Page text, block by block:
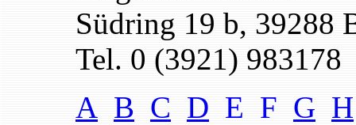
Südring 19 b, 39288
Tel. 0 (3921) 983178
A B C D E F G H